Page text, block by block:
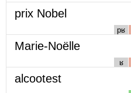
prix Nobel
pʁ
Marie-Noëlle
ʁ
alcootest